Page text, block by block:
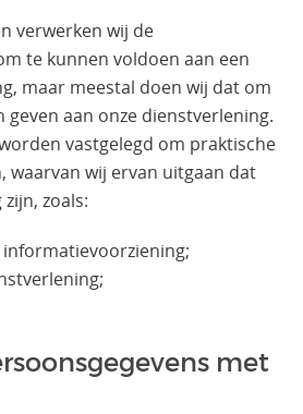
verwerken wij de
te kunnen voldoen aan een
maar meestal doen wij dat om
aan onze dienstverlening.
vastgelegd om praktische
waarvan wij ervan uitgaan dat
zoals:
met